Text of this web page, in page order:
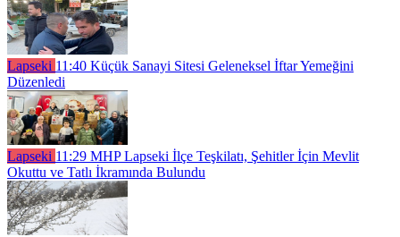
Lapseki 11:40 Küçük Sanayi Sitesi Geleneksel İftar Yemeğini
Düzenledi
Lapseki 11:29 MHP Lapseki İlçe Teşkilatı, Şehitler İçin Mevlit
Okuttu ve Tatlı İkramında Bulundu